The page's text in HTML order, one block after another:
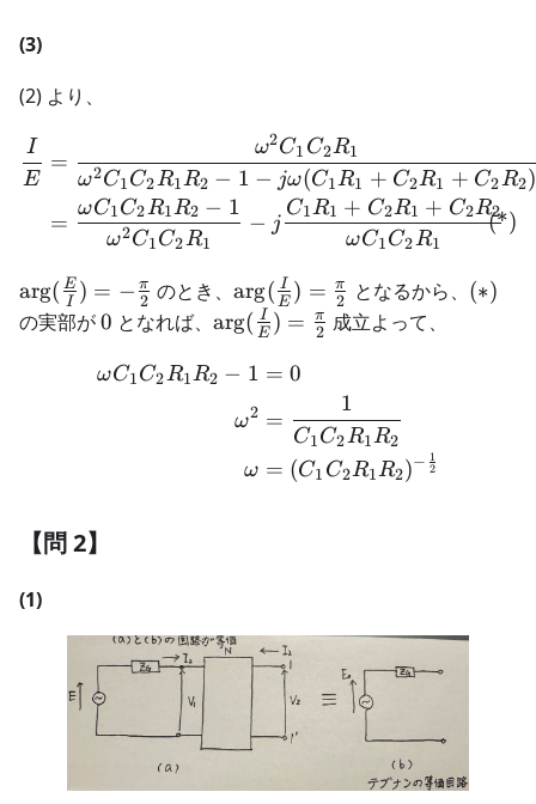
(3)
(2) より、
\begin{align} \frac{I}{E}
E
I
=
ω2C1C2R1R2 − 1 − jω(C1R1 + C2R1 + C2R2)
ω2C1 C2R1
=
ω2C1C2R1
ωC1C2 R1 R2 − 1
− j
ωC1C2R1
C1 R1 + C2 R1 + C2 R2
(*)
\arg(\frac{E}
{I}) = -
arg( I
E ) = − 2
π のとき、\arg(\frac{I}
{E}) =
\frac{\pi}
{2}
arg( E
I ) = 2
π となるから、 (*)
(∗)
の実部が0
0 となれば、 \arg(\frac{I}
\frac{\pi}
arg( E
I ) = 2
π
成立よって、
\begin{aligned} \omega
ωC1C2R1R2 − 1
ω2
ω
= 0
=
C1C2R1R2
1
= (C1 C2R1R2)− 2
1
【問 2】
(1)